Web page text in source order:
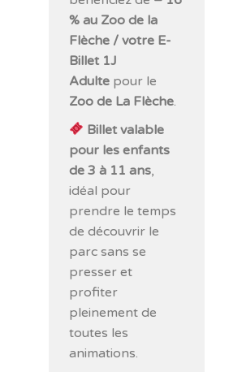
% au Zoo de la
Flèche / votre E-
Billet 1J
Adulte pour le
Zoo de La Flèche.
Billet valable
pour les enfants
de 3 à 11 ans,
idéal pour
prendre le temps
de découvrir le
parc sans se
presser et
profiter
pleinement de
toutes les
animations.